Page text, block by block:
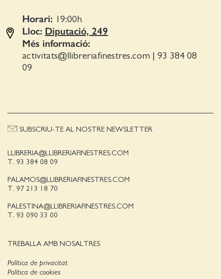
Horari: 19:00 h
Lloc: Diputació, 249
Més informació:
activitats@llibreriafinestres.com
93 384 08
09
LLIBRERIA@LLIBRERIAFINESTRES.COM
T. 93 384 08 09
PALAMOS@LLIBRERIAFINESTRES.COM
T. 97 213 18 70
PALESTINA@LLIBRERIAFINESTRES.COM
T. 93 090 33 00
TREBALLA AMB NOSALTRES
SUBSCRIU-TE AL NOSTRE NEWSLETTER
Política de privacitat
Política de cookies